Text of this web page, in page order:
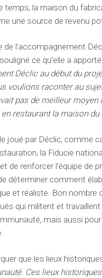
temps, la maison du
une source de revenu
l’accompagnement
ce qu’elle a apporté
Déclic au début du
voulions raconter au
pas de meilleur moyen
restaurant la maison du
joué par Déclic, comme
la Fiducie
de renforcer l’équipe de
déterminer comment
et réaliste. Bon nombre
qui militent et
mais aussi
que les lieux
Ces lieux